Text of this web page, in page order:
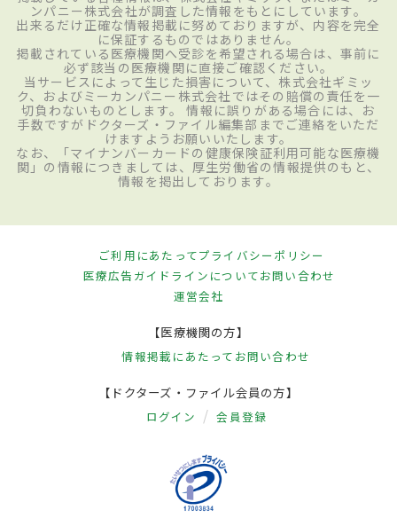
ンパニー株式会社が調査した情報をもとにしています。
出来るだけ正確な情報掲載に努めておりますが、内容を完全
に保証するものではありません。
掲載されている医療機関へ受診を希望される場合は、事前に
必ず該当の医療機関に直接ご確認ください。
当サービスによって生じた損害について、株式会社ギミッ
ク、およびミーカンパニー株式会社ではその賠償の責任を一
切負わないものとします。 情報に誤りがある場合には、お
手数ですがドクターズ・ファイル編集部までご連絡をいただ
けますようお願いいたします。
なお、「マイナンバーカードの健康保険証利用可能な医療機
関」の情報につきましては、厚生労働省の情報提供のもと、
情報を掲出しております。
ご利用にあたってプライバシーポリシー
医療広告ガイドラインについてお問い合わせ
運営会社
【医療機関の方】
情報掲載にあたって お問い合わせ
【ドクターズ・ファイル会員の方】
ログイン 会員登録